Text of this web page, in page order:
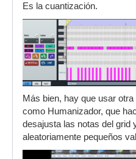
Es la cuantización.
Más bien, hay que usar
como Humanizador, que
desajusta las notas del grid
aleatoriamente pequeños